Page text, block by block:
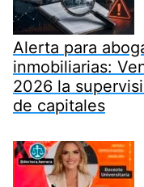
Alerta para
inmobiliarias:
2026 la
de capitales